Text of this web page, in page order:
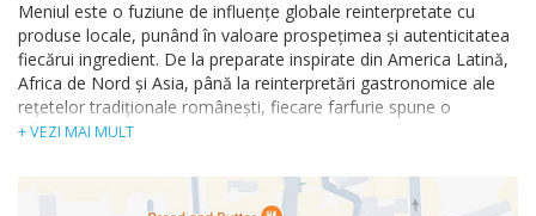
Meniul este o fuziune de influențe globale reinterpretate cu
produse locale, punând în valoare prospețimea și autenticitatea
fiecărui ingredient. De la preparate inspirate din America Latină,
Africa de Nord și Asia, până la reinterpretări gastronomice ale
rețetelor tradiționale românești, fiecare farfurie spune o
poveste.
selecționate, colaborând cu somelieri pasionați pentru a oferi
experiențe memorabile. Restaurantul îmbină gastronomia
+ VEZI MAI MULT